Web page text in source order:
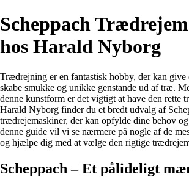
Scheppach
hos Harald Nyborg
Trædrejning er en fantastisk hobby, der kan
skabe smukke og unikke genstande ud af træ.
denne kunstform er det vigtigt at have den rette
Harald Nyborg finder du et bredt udvalg af
trædrejemaskiner, der kan opfylde dine behov
denne guide vil vi se nærmere på nogle af de
og hjælpe dig med at vælge den rigtige
Scheppach – Et pålideligt